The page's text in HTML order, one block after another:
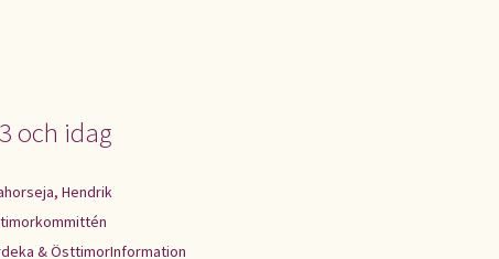
och idag
Hendrik
& ÖsttimorInformation